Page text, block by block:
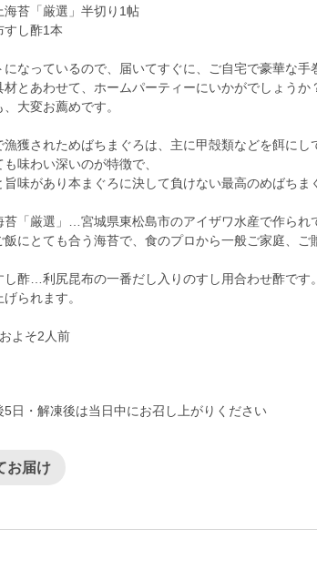
海苔「厳選」半切り1帖
すし酢1本
になっているので、届いてすぐに、ご自宅で豪華な手
材とあわせて、ホームパーティーにいかがでしょうか
大変お薦めです。
漁獲されためばちまぐろは、主に甲殻類などを餌にし
味わい深いのが特徴で、
旨味があり本まぐろに決して負けない最高のめばちま
苔「厳選」…宮城県東松島市のアイザワ水産で作られ
飯にとても合う海苔で、食のプロから一般ご家庭、ご
し酢…利尻昆布の一番だし入りのすし用合わせ酢です
られます。
よそ2人前
5日・解凍後は当日中にお召し上がりください
お届け